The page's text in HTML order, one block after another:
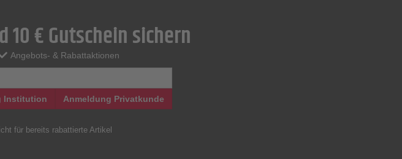
€ Gutschein sichern
Angebots- & Rabattaktionen
Institution Anmeldung Privatkunde
für bereits rabattierte Artikel